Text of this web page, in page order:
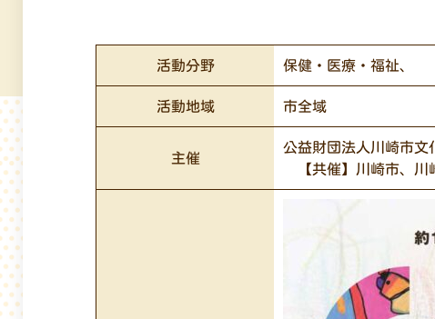
活動分野 保健・医療・福祉、
活動地域 市全域
主催
公益財団法人川崎市文
【共催】川崎市、川